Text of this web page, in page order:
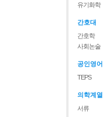
유기화학
간호대
간호학
사회논술
공인영어
TEPS
의학계열
서류